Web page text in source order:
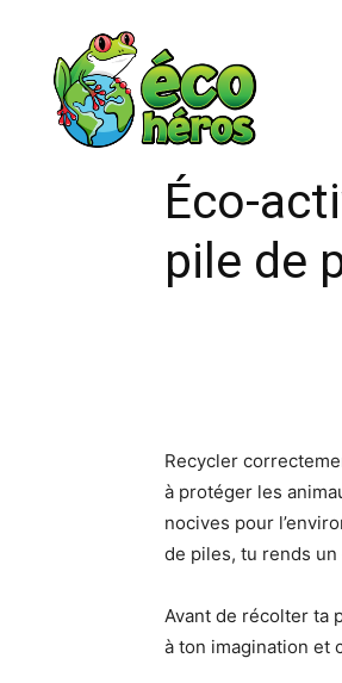
Éco-
pile de
Recycler
à protéger les
nocives pour
de piles, tu rends un
Avant de récolter ta
à ton imagination et